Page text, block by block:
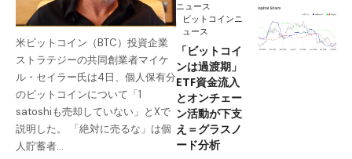
米ビットコイン（BTC）投資企業
ストラテジーの共同創業者マイケ
ル・セイラー氏は4日、個人保有分
のビットコインについて「1
satoshiも売却していない」とXで
説明した。 「絶対に売るな」は個
人貯蓄者…
ニュース
ビットコインニ
ュース
「ビットコイ
ンは過渡期」
ETF資金流入
とオンチェー
ン活動が下支
え＝グラスノ
ード分析